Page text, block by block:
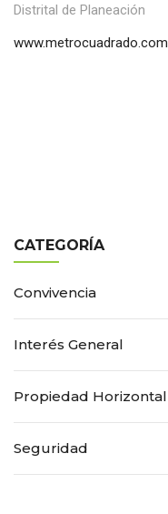
Distrital de Planeación
www.metrocuadrado.com
CATEGORÍA
Convivencia
Interés General
Propiedad Horizontal
Seguridad